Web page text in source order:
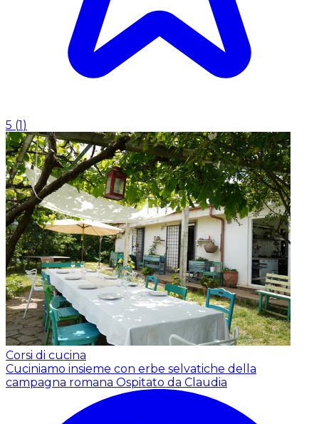
5 (1 )
Corsi di cucina
Cuciniamo insieme con erbe selvatiche della
campagna romana Ospitato da Claudia